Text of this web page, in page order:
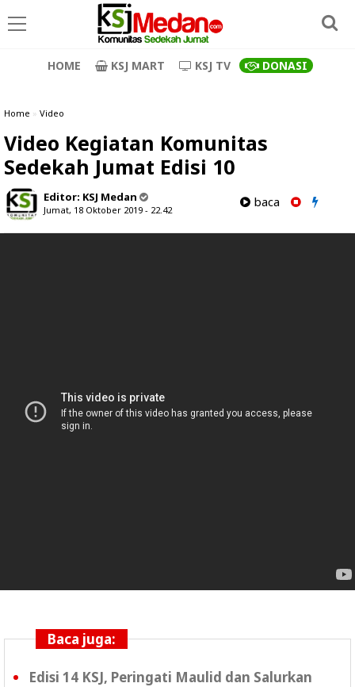
HOME KSJ MART KSJ TV DONASI
Home » Video
Video Kegiatan Komunitas
Sedekah Jumat Edisi 10
Editor: KSJ Medan
Jumat, 18 Oktober 2019 - 22.42
baca
Baca juga:
Edisi 14 KSJ, Peringati Maulid dan Salurkan